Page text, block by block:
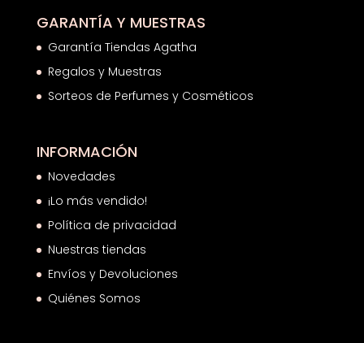
GARANTÍA Y MUESTRAS
Garantía Tiendas Agatha
Regalos y Muestras
Sorteos de Perfumes y Cosméticos
INFORMACIÓN
Novedades
¡Lo más vendido!
Política de privacidad
Nuestras tiendas
Envíos y Devoluciones
Quiénes Somos